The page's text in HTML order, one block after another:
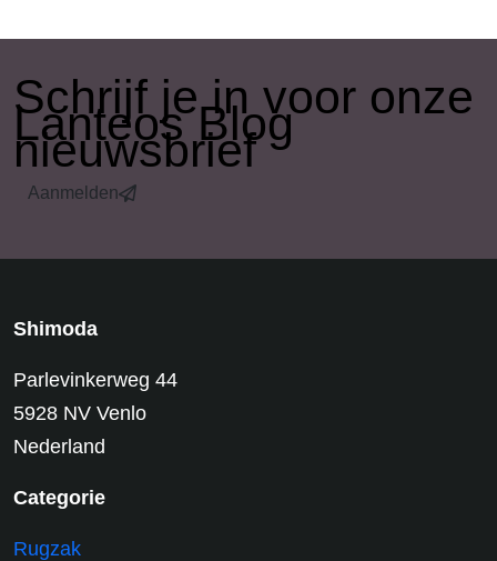
​Schrijf je in voor onze
Lanteos Blog
nieuwsbrief
Aanmelden
Shimoda
Parlevinkerweg 44
5928 NV Venlo
Nederland
Categorie
Rugzak